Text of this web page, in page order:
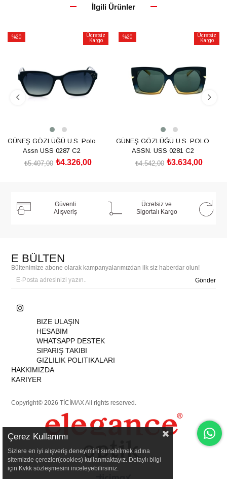
İlgili Ürünler
%20
Ücretsiz
Kargo
GÜNEŞ GÖZLÜĞÜ U.S. Polo
Assn USS 0287 C2
₺4.326,00
₺5.407,00
%20
Ücretsiz
Kargo
GÜNEŞ GÖZLÜĞÜ U.S. POLO
ASSN. USS 0281 C2
₺3.634,00
₺4.542,00
Güvenli
Alışveriş
Ücretsiz ve
Sigortalı Kargo
E BÜLTEN
Bültenimize abone olarak kampanyalarımızdan ilk siz haberdar olun!
Gönder
BIZE ULAŞIN
HESABIM
WHATSAPP DESTEK
SIPARIŞ TAKIBI
GIZLILIK POLITIKALARI
HAKKIMIZDA
KARIYER
Copyright© 2026 TİCİMAX All rights reserved.
Çerez Kullanımı
Sizlere en iyi alışveriş deneyimini sunabilmek adına
sitemizde çerezler(cookies) kullanmaktayız. Detaylı bilgi
için Kvkk sözleşmesini inceleyebilirsiniz.